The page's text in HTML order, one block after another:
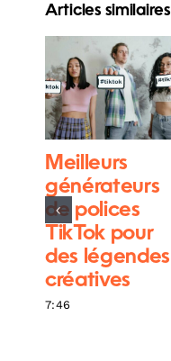
Articles similaires
Meilleurs
générateurs
de polices
TikTok pour
des légendes
créatives
7:46